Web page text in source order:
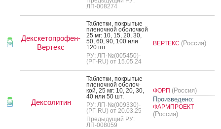
ЛП-008274
Декскетопрофен-
Вертекс
Таб­летки, пок­ры­тые
пле­ноч­ной обо­лоч­кой
25 мг: 10, 15, 20, 30,
50, 60, 90, 100 или
120 шт.
РУ: ЛП-№(005450)-
(РГ-RU) от 15.05.24
ВЕРТЕКС (Россия)
Дексолитин
Таб­летки, пок­ры­тые
пле­ноч­ной обо­лоч­
кой, 25 мг: 10, 20, 30,
40 или 50 шт.
РУ: ЛП-№(009330)-
(РГ-RU) от 20.03.25
Предыдущий РУ:
ЛП-008059
ФОРП (Россия)
Произведено:
ФАРМПРОЕКТ
(Россия)